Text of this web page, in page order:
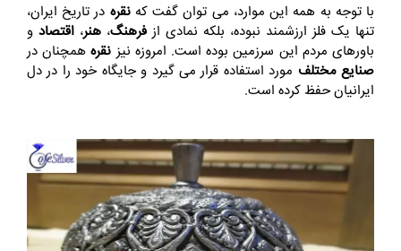
با توجه به همه این موارد، می توان گفت کهنقره در تاریخ ایران،
تنها یک فلز ارزشمند نبوده، بلکه نمادی از فرهنگ، هنر، اقتصاد و
باورهای مردم این سرزمین بوده است. امروزه نیز نقره همچنان در
صنایع مختلف مورد استفاده قرار می گیرد و جایگاه خود را در دل
ایرانیان حفظ کرده است.